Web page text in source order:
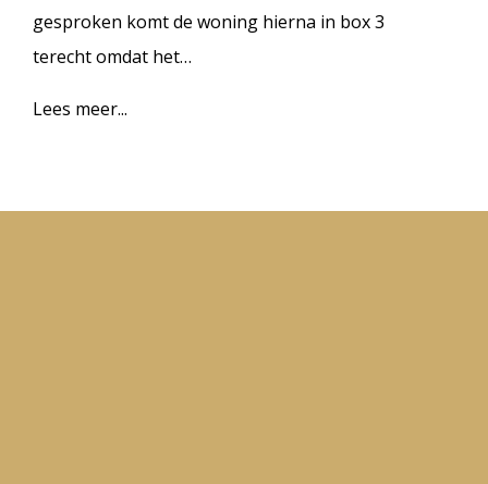
gesproken komt de woning hierna in box 3
terecht omdat het…
Lees meer...